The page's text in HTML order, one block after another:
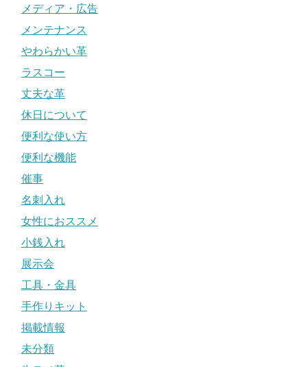
メディア・広告
メンテナンス
やわらかい革
ラスコー
丈夫な革
休日について
便利な使い方
便利な機能
催事
名刺入れ
女性におススメ
小銭入れ
展示会
工具・金具
手作りキット
掲載情報
未分類